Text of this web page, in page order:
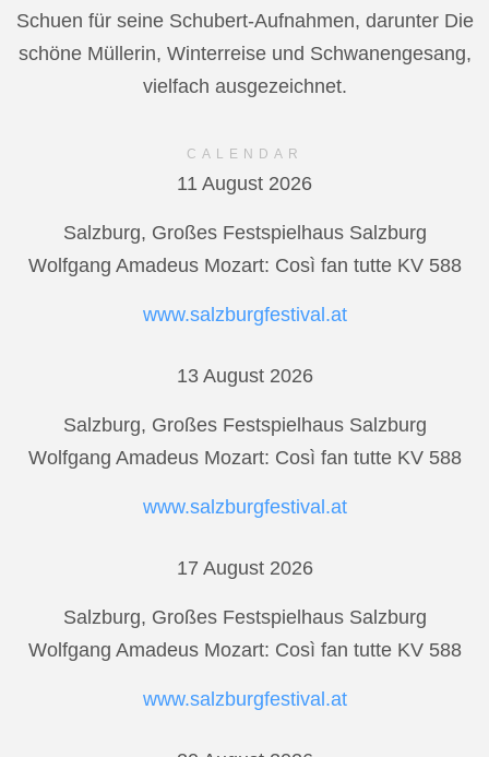
Schuen für seine Schubert-Aufnahmen, darunter Die
schöne Müllerin, Winterreise und Schwanengesang,
vielfach ausgezeichnet.
CALENDAR
11 August 2026
Salzburg, Großes Festspielhaus Salzburg
Wolfgang Amadeus Mozart: Così fan tutte KV 588
www.salzburgfestival.at
13 August 2026
Salzburg, Großes Festspielhaus Salzburg
Wolfgang Amadeus Mozart: Così fan tutte KV 588
www.salzburgfestival.at
17 August 2026
Salzburg, Großes Festspielhaus Salzburg
Wolfgang Amadeus Mozart: Così fan tutte KV 588
www.salzburgfestival.at